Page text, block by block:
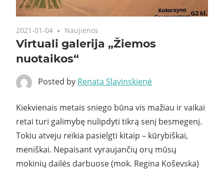
2021-01-04 Naujienos
Virtuali galerija „Žiemos
nuotaikos“
Posted by Renata Slavinskienė
Kiekvienais metais sniego būna vis mažiau ir vaikai
retai turi galimybę nulipdyti tikrą senį besmegenį.
Tokiu atveju reikia pasielgti kitaip – kūrybiškai,
meniškai. Nepaisant vyraujančių orų mūsų
mokinių dailės darbuose (mok. Regina Koševska)